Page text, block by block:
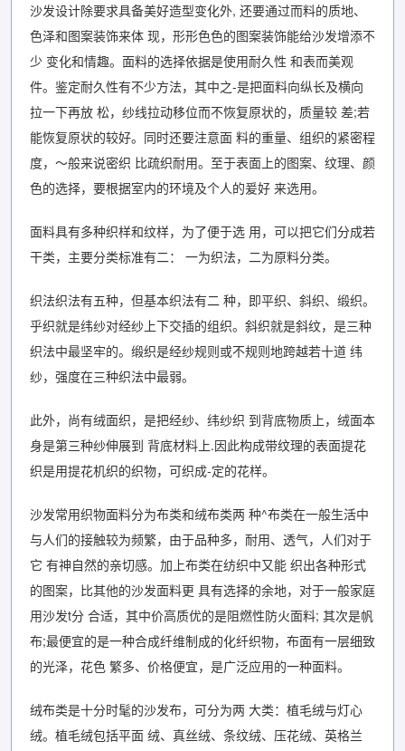
沙发设计除要求具备美好造型变化外, 还要通过而料的质地、
色泽和图案装饰来体 现，形形色色的图案装饰能给沙发增添不
少 变化和情趣。面料的选择依据是使用耐久性 和表而美观
件。鉴定耐久性有不少方法，其中之-是把面料向纵长及横向
拉一下再放 松，纱线拉动移位而不恢复原状的，质量较 差;若
能恢复原状的较好。同时还要注意面 料的重量、组织的紧密程
度，〜般来说密织 比疏织耐用。至于表面上的图案、纹理、颜
色的选择，要根据室内的环境及个人的爰好 来选用。
面料具有多种织样和纹样，为了便于选 用，可以把它们分成若
干类，主要分类标准有二： 一为织法，二为原料分类。
织法织法有五种，但基本织法有二 种，即平织、斜织、缎织。
乎织就是纬纱对经纱上下交插的组织。斜织就是斜纹，是三种
织法中最坚牢的。缎织是经纱规则或不规则地跨越若十道 纬
纱，强度在三种织法中最弱。
此外，尚有绒面织，是把经纱、纬纱织 到背底物质上，绒面本
身是第三种纱伸展到 背底材料上.因此构成带纹理的表面提花
织是用提花机织的织物，可织成-定的花样。
沙发常用织物面料分为布类和绒布类两 种^布类在一般生活中
与人们的接触较为频繁，由于品种多，耐用、透气，人们对于
它 有神自然的亲切感。加上布类在纺织中又能 织出各种形式
的图案，比其他的沙发面料更 具有选择的余地，对于一般家庭
用沙发t分 合适，其中价高质优的是阻燃性防火面料; 其次是帆
布;最便宜的是一种合成纤维制成的化纤织物，布面有一层细致
的光泽，花色 繁多、价格便宜，是广泛应用的一种面料。
绒布类是十分时髦的沙发布，可分为两 大类：植毛绒与灯心
绒。植毛绒包括平面 绒、真丝绒、条纹绒、压花绒、英格兰